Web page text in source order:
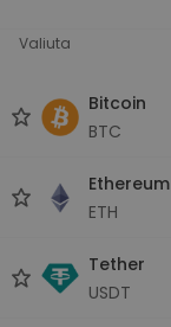
Valiuta
Bitcoin
BTC
Ethereum
ETH
Tether
USDT